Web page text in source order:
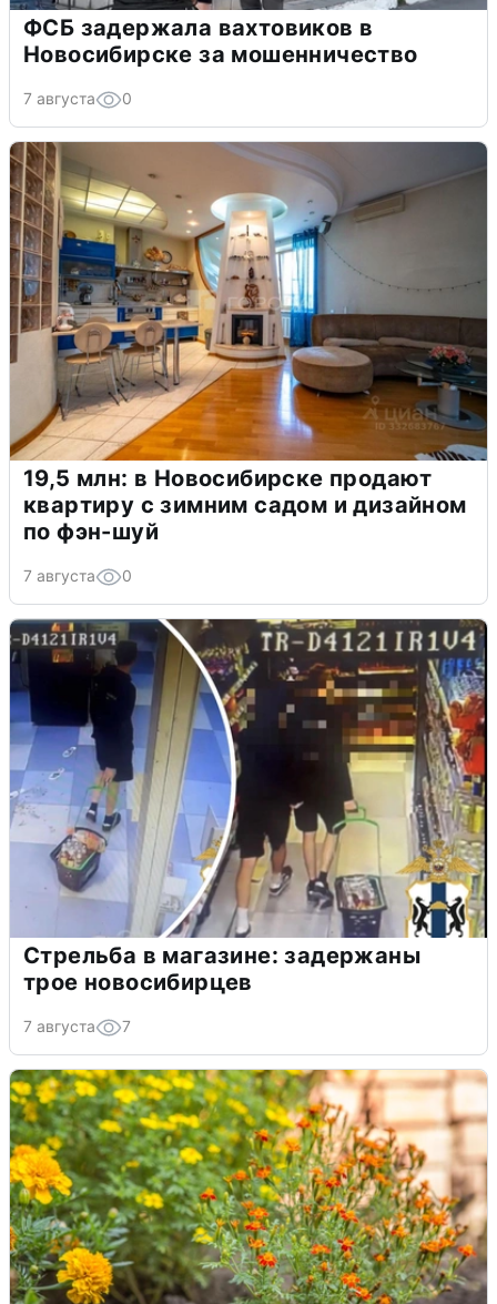
ФСБ задержала вахтовиков в
Новосибирске за мошенничество
7 августа 0
19,5 млн: в Новосибирске продают
квартиру с зимним садом и дизайном
по фэн-шуй
7 августа 0
Стрельба в магазине: задержаны
трое новосибирцев
7 августа 7